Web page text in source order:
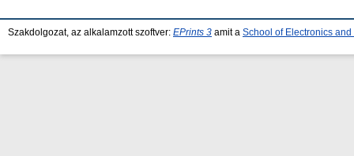
Szakdolgozat, az alkalamzott szoftver: EPrints 3 amit a School of Electronics